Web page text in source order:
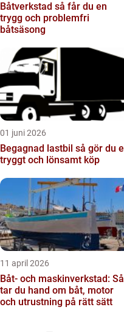
Båtverkstad så får du en
trygg och problemfri
båtsäsong
01 juni 2026
Begagnad lastbil så gör du ett
tryggt och lönsamt köp
11 april 2026
Båt- och maskinverkstad: Så
tar du hand om båt, motor
och utrustning på rätt sätt